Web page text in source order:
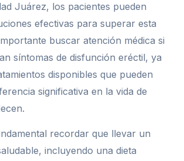
Juárez, los pacientes pueden
efectivas para superar esta
buscar atención médica si
síntomas de disfunción eréctil, ya
disponibles que pueden
significativa en la vida de
recordar que llevar un
incluyendo una dieta